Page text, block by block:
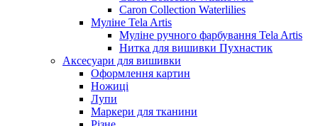
Caron Collection Waterlilies
Муліне Tela Artis
Муліне ручного фарбування Tela Artis
Нитка для вишивки Пухнастик
Аксесуари для вишивки
Оформлення картин
Ножиці
Лупи
Маркери для тканини